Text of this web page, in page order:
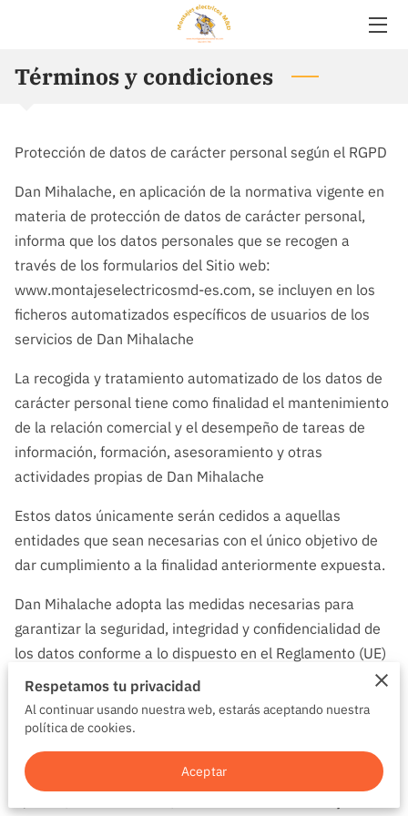
ACERCA DE MÍ
FACILIDADES
SERVICIOS
OPINIONES
UBICACIÓN
Términos y condiciones
Protección de datos de carácter personal según el RGPD
Dan Mihalache, en aplicación de la normativa vigente en
materia de protección de datos de carácter personal,
informa que los datos personales que se recogen a
través de los formularios del Sitio web:
www.montajeselectricosmd-es.com, se incluyen en los
ficheros automatizados específicos de usuarios de los
servicios de Dan Mihalache
La recogida y tratamiento automatizado de los datos de
carácter personal tiene como finalidad el mantenimiento
de la relación comercial y el desempeño de tareas de
información, formación, asesoramiento y otras
actividades propias de Dan Mihalache
Estos datos únicamente serán cedidos a aquellas
entidades que sean necesarias con el único objetivo de
dar cumplimiento a la finalidad anteriormente expuesta.
Dan Mihalache adopta las medidas necesarias para
garantizar la seguridad, integridad y confidencialidad de
los datos conforme a lo dispuesto en el Reglamento (UE)
2016/679 del Parlamento Europeo y del Consejo, de 27
de abril de 2016, relativo a la protección de las personas
físicas en lo que respecta al tratamiento de datos
personales y a la libre circulación de los mismos, y
derogando la antigua LOPD, la nueva Ley Orgánica
Respetamos tu privacidad
Al continuar usando nuestra web, estarás aceptando nuestra
política de cookies.
Aceptar